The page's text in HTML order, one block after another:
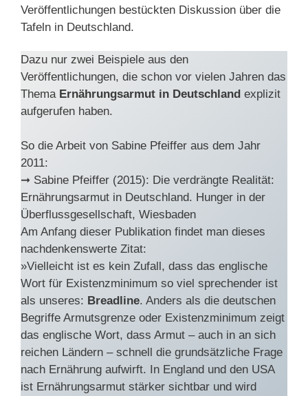
Veröffentlichungen bestückten Diskussion über die
Tafeln in Deutschland.
Dazu nur zwei Beispiele aus den
Veröffentlichungen, die schon vor vielen Jahren das
Thema Ernährungsarmut in Deutschland explizit
aufgerufen haben.
So die Arbeit von Sabine Pfeiffer aus dem Jahr
2011:
➞ Sabine Pfeiffer (2015): Die verdrängte Realität:
Ernährungsarmut in Deutschland. Hunger in der
Überflussgesellschaft, Wiesbaden
Am Anfang dieser Publikation findet man dieses
nachdenkenswerte Zitat:
»Vielleicht ist es kein Zufall, dass das englische
Wort für Existenzminimum so viel sprechender ist
als unseres: Breadline. Anders als die deutschen
Begriffe Armutsgrenze oder Existenzminimum zeigt
das englische Wort, dass Armut – auch in an sich
reichen Ländern – schnell die grundsätzliche Frage
nach Ernährung aufwirft. In England und den USA
ist Ernährungsarmut stärker sichtbar und wird